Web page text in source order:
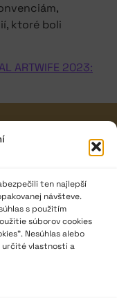
ten najlepší
návšteve.
s použitím
súborov cookies
Nesúhlas alebo
určité vlastnosti a
ktoré boli
ARTWIFE 2023: